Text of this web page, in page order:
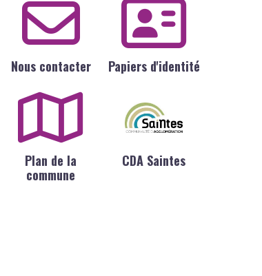
Nous contacter Papiers d'identité
Plan de la
commune
CDA Saintes